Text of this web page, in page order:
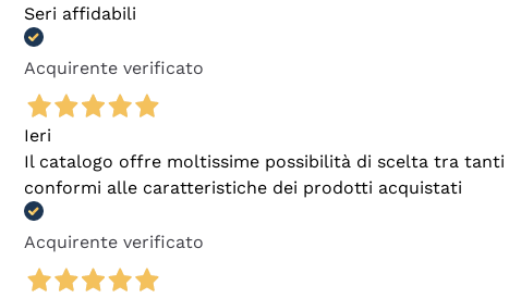
Seri affidabili
Acquirente verificato
Ieri
Il catalogo offre moltissime possibilità di scelta tra
conformi alle caratteristiche dei prodotti acquistati
Acquirente verificato